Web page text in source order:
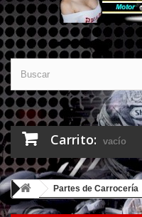
Carrito: vacío
Partes de Carrocería